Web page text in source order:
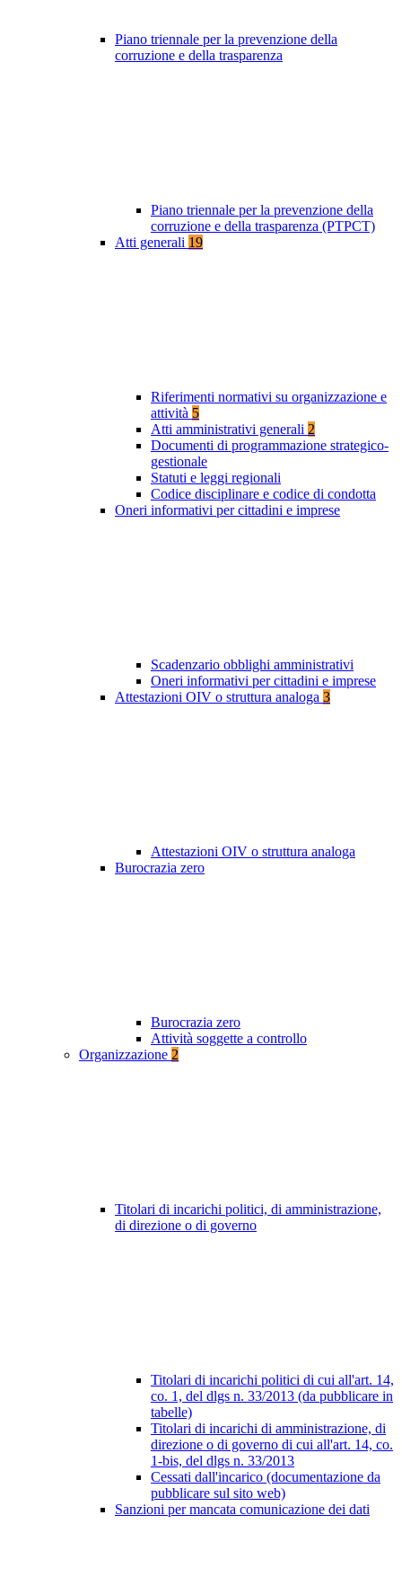
Piano triennale per la prevenzione della
corruzione e della trasparenza
Piano triennale per la prevenzione della
corruzione e della trasparenza (PTPCT)
Atti generali 19
Riferimenti normativi su organizzazione e
attività 5
Atti amministrativi generali 2
Documenti di programmazione strategico-
gestionale
Statuti e leggi regionali
Codice disciplinare e codice di condotta
Oneri informativi per cittadini e imprese
Scadenzario obblighi amministrativi
Oneri informativi per cittadini e imprese
Attestazioni OIV o struttura analoga 3
Attestazioni OIV o struttura analoga
Burocrazia zero
Burocrazia zero
Attività soggette a controllo
Organizzazione 2
Titolari di incarichi politici, di amministrazione,
di direzione o di governo
Titolari di incarichi politici di cui all'art. 14,
co. 1, del dlgs n. 33/2013 (da pubblicare in
tabelle)
Titolari di incarichi di amministrazione, di
direzione o di governo di cui all'art. 14, co.
1-bis, del dlgs n. 33/2013
Cessati dall'incarico (documentazione da
pubblicare sul sito web)
Sanzioni per mancata comunicazione dei dati